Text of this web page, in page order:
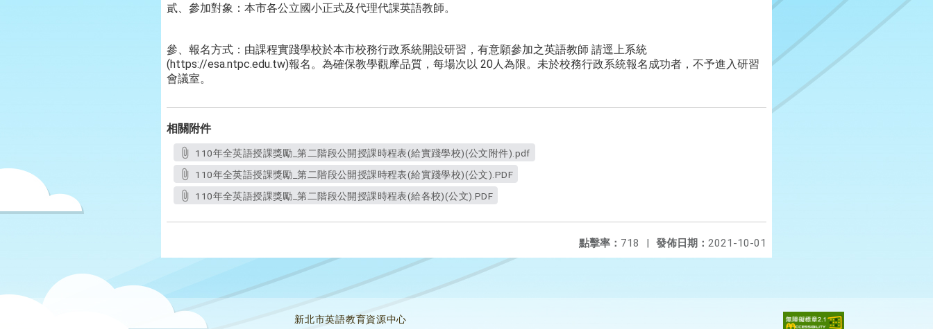
貳、參加對象：本市各公立國小正式及代理代課英語教師。
參、報名方式：由課程實踐學校於本市校務行政系統開設研習，有意願參加之英語教師 請逕上系統
(https://esa.ntpc.edu.tw)報名。為確保教學觀摩品質，每場次以 20人為限。未於校務行政系統報名成功者，不予進入研習
會議室。
相關附件
110年全英語授課獎勵_第二階段公開授課時程表(給實踐學校)(公文附件).pdf
110年全英語授課獎勵_第二階段公開授課時程表(給實踐學校)(公文).PDF
110年全英語授課獎勵_第二階段公開授課時程表(給各校)(公文).PDF
發佈日期： 2021-10-01
點擊率： 718 |
新北市英語教育資源中心